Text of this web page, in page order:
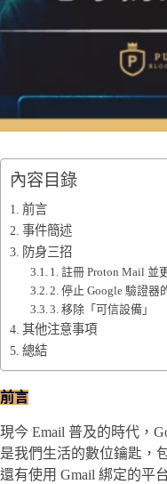
內容目錄
前言
事件簡述
防身三招
1. 註冊 Proton Mail 並
2. 停止 Google 驗證器
3. 移除「可信設備」
其他注意事項
總結
前言
現今 Email 普及的時代，
是我們生活的數位鑰匙，
還有使用 Gmail 綁定的平